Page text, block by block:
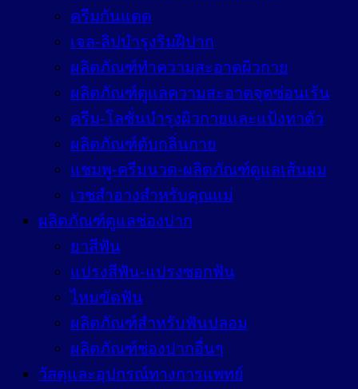
ครีมกันแดด
เจล-ลิปบำรุงริมฝีปาก
ผลิตภัณฑ์ทำความสะอาดผิวกาย
ผลิตภัณฑ์ดูแลความสะอาดจุดซ่อนเร้น
ครีม-โลชั่นบำรุงผิวกายและแป้งทาตัว
ผลิตภัณฑ์ดับกลิ่นกาย
แชมพู-ครีมนวด-ผลิตภัณฑ์ดูแลเส้นผม
เวชสำอางสำหรับคุณแม่
ผลิตภัณฑ์ดูแลช่องปาก
ยาสีฟัน
แปรงสีฟัน-แปรงซอกฟัน
ไหมขัดฟัน
ผลิตภัณฑ์สำหรับฟันปลอม
ผลิตภัณฑ์ช่องปากอื่นๆ
วัสดุและอุปกรณ์ทางการแพทย์